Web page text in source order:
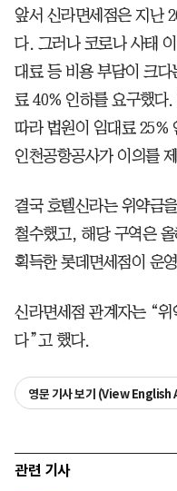
앞서 신라면세점은 지난
다. 그러나 코로나 사태
대료 등 비용 부담이 크다
료 40% 인하를 요구했다
따라 법원이 임대료 25%
인천공항공사가 이의를
결국 호텔신라는 위약금
철수했고, 해당 구역은
획득한 롯데면세점이 운
신라면세점 관계자는 “
다”고 했다.
영문 기사 보기 (View
관련 기사